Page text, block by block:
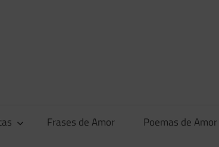
Frases de Amor Poemas de Amor